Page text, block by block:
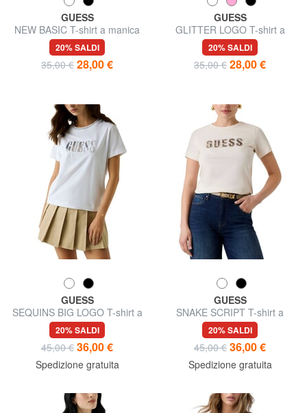
GUESS
NEW BASIC T-shirt a manica
corta, puro cotone
20% SALDI
35,00 € 28,00 €
GUESS
GLITTER LOGO T-shirt a
manica corta, glitterata
20% SALDI
35,00 € 28,00 €
GUESS
SEQUINS BIG LOGO T-shirt a
manica corta, con logo grande
20% SALDI
45,00 € 36,00 €
Spedizione gratuita
GUESS
SNAKE SCRIPT T-shirt a
manica corta, puro cotone
20% SALDI
45,00 € 36,00 €
Spedizione gratuita